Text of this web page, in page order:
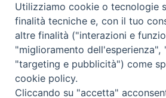
UTILITY
News
Altri articoli
Notizie nazionali
Utilizziamo cookie o tecnologie
finalità tecniche e, con il tuo
altre finalità ("interazioni e
"miglioramento dell'esperienza",
"targeting e pubblicità") come
cookie policy.
Cliccando su "accetta"